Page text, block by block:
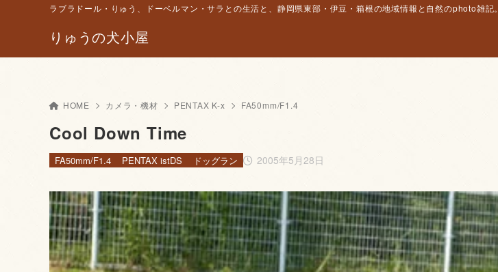
りゅうの犬小屋
ラブラドール・りゅう、ドーベルマン・サラとの生活と、静岡県東部・伊豆・箱根の地域情報と自然のphoto雑記。
HOME カメラ・機材 PENTAX K-x FA50mm/F1.4
Cool Down Time
2005年5月28日
FA50mm/F1.4 PENTAX istDS ドッグラン